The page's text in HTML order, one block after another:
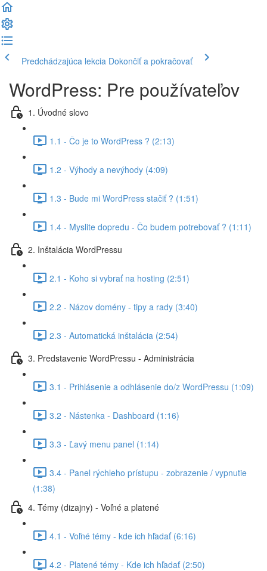
Predchádzajúca lekcia Dokončiť a pokračovať
WordPress: Pre používateľov
1. Úvodné slovo
1.1 - Čo je to WordPress ? (2:13)
1.2 - Výhody a nevýhody (4:09)
1.3 - Bude mi WordPress stačiť ? (1:51)
1.4 - Myslite dopredu - Čo budem potrebovať ? (1:11)
2. Inštalácia WordPressu
2.1 - Koho si vybrať na hosting (2:51)
2.2 - Názov domény - tipy a rady (3:40)
2.3 - Automatická inštalácia (2:54)
3. Predstavenie WordPressu - Administrácia
3.1 - Prihlásenie a odhlásenie do/z WordPressu (1:09)
3.2 - Nástenka - Dashboard (1:16)
3.3 - Ľavý menu panel (1:14)
3.4 - Panel rýchleho prístupu - zobrazenie / vypnutie
(1:38)
4. Témy (dizajny) - Voľné a platené
4.1 - Voľné témy - kde ich hľadať (6:16)
4.2 - Platené témy - Kde ich hľadať (2:50)